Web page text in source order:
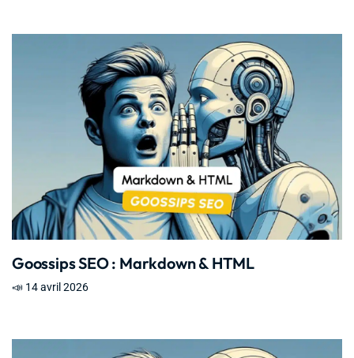
Goossips SEO : Markdown & HTML
📣 14 avril 2026